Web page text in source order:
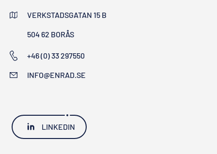
VERKSTADSGATAN 15 B
504 62 BORÅS
+46 (0) 33 297550
INFO@ENRAD.SE
LINKEDIN